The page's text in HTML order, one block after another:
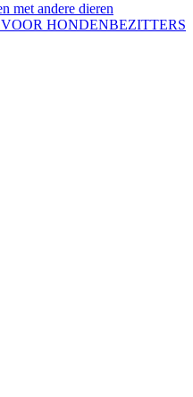
met andere dieren
HONDENBEZITTERS